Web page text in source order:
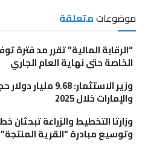
موضوعاتمتعلقة
“الرقابة المالية” تقرر مد فترة
الخاصة حتى نهاية العام الجاري
وزير الاستثمار:
والإمارات خلال 2025
وزارتا التخطيط والزراعة تبحثان
وتوسيع مبادرة “القرية المنتجة”